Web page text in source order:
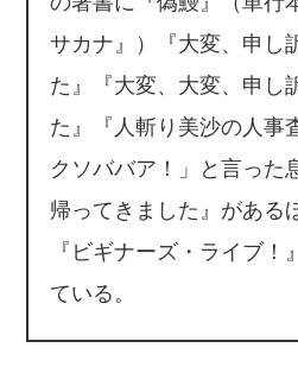
サカナ』）『大変、申し
た』『大変、大変、申し
た』『人斬り美沙の人事
クソババア！」と言った
帰ってきました』がある
『ビギナーズ・ライブ
ている。